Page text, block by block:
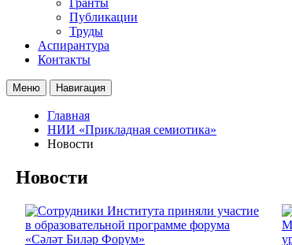
Публикации
Труды
Аспирантура
Контакты
Меню Навигация
Главная
НИИ «Прикладная семиотика»
Новости
Новости